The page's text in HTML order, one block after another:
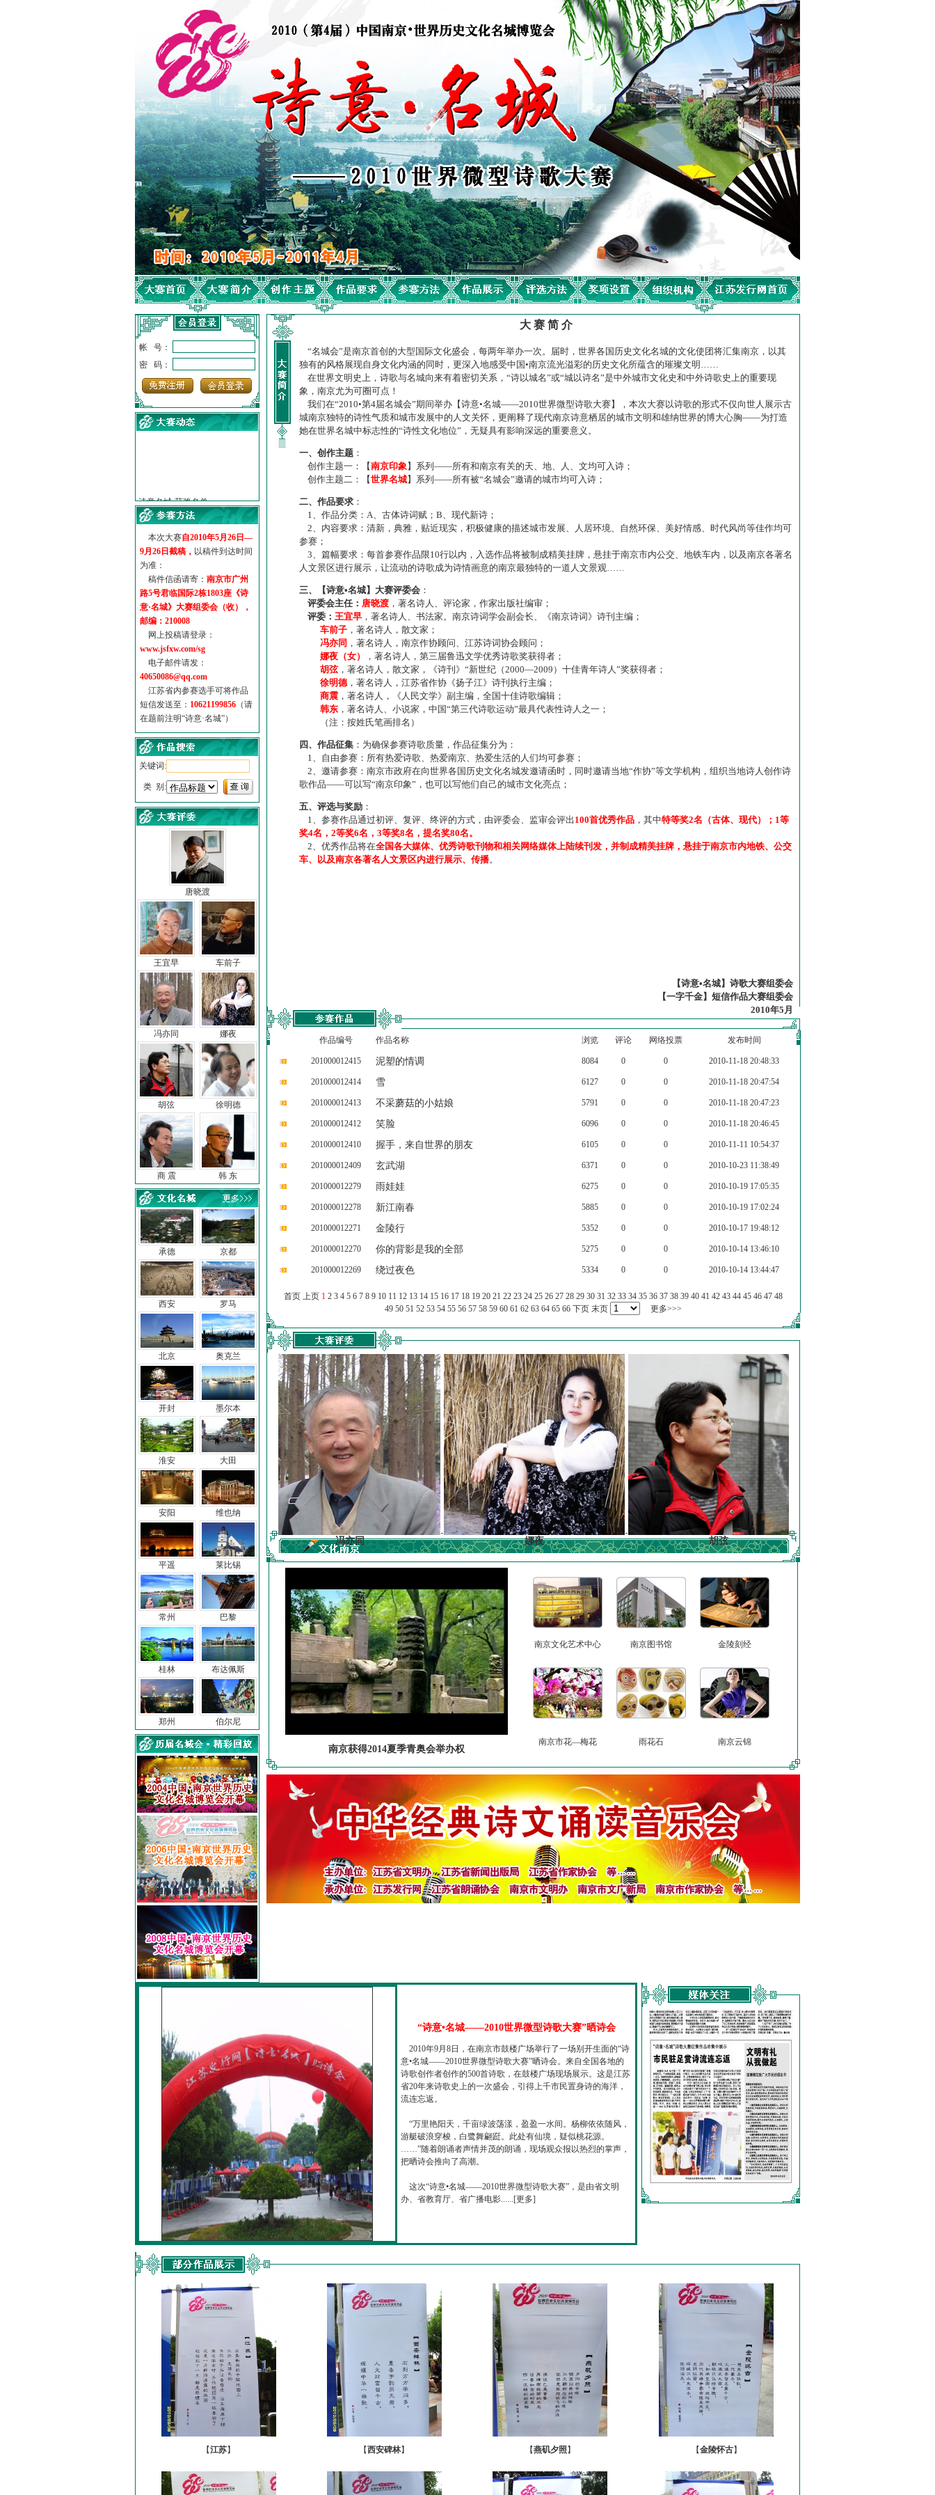
帐 号：
密 码：
·诗意名城·地铁时间
·地铁完美呈现【诗意·名城...
参赛作品多达5000多首
“诗意·名城”晒诗会
特别通知--致广大诗词爱好...
本次大赛自2010年5月26日—
9月26日截稿， 以稿件到达时间
为准：
稿件信函请寄： 南京市广州
路5号君临国际2栋1803座《诗
意·名城》大赛组委会（收），
邮编：210008
网上投稿请登录：
www.jsfxw.com/sg
电子邮件请发：
40650086@qq.com
江苏省内参赛选手可将作品
短信发送至： 10621199856 （请
在题前注明“诗意·名城”）
关键词:
类 别:
唐晓渡
王宜早 车前子
冯亦同 娜夜
胡弦 徐明德
商 震 韩 东
承德
西安
北京
开封
淮安
安阳
平遥
常州
桂林
郑州
京都
罗马
奥克兰
墨尔本
大田
维也纳
莱比锡
巴黎
布达佩斯
伯尔尼
大 赛 简 介
“名城会”是南京首创的大型国际文化盛会，每两年举办一次。届时，世界各国历史文化名城的文化使团将汇集南京，以其
独有的风格展现自身文化内涵的同时，更深入地感受中国•南京流光溢彩的历史文化所蕴含的璀璨文明……
在世界文明史上，诗歌与名城向来有着密切关系，“诗以城名”或“城以诗名”是中外城市文化史和中外诗歌史上的重要现
象，南京尤为可圈可点！
我们在“2010•第4届名城会”期间举办【诗意•名城——2010世界微型诗歌大赛】，本次大赛以诗歌的形式不仅向世人展示古
城南京独特的诗性气质和城市发展中的人文关怀，更阐释了现代南京诗意栖居的城市文明和雄纳世界的博大心胸——为打造
她在世界名城中标志性的“诗性文化地位”，无疑具有影响深远的重要意义。
一、创作主题 ：
创作主题一：【南京印象】系列——所有和南京有关的天、地、人、文均可入诗；
创作主题二：【世界名城】系列——所有被“名城会”邀请的城市均可入诗；
二、作品要求 ：
1、作品分类：A、古体诗词赋；B、现代新诗；
2、内容要求：清新，典雅，贴近现实，积极健康的描述城市发展、人居环境、自然环保、美好情感、时代风尚等佳作均可
参赛；
3、篇幅要求：每首参赛作品限10行以内，入选作品将被制成精美挂牌，悬挂于南京市内公交、地铁车内，以及南京各著名
人文景区进行展示，让流动的诗歌成为诗情画意的南京最独特的一道人文景观……
三、【诗意•名城】大赛评委会 ：
评委会主任： 唐晓渡 ，著名诗人、评论家，作家出版社编审；
评委： 王宜早 ，著名诗人、书法家。南京诗词学会副会长、《南京诗词》诗刊主编；
车前子 ，著名诗人，散文家；
冯亦同 ，著名诗人，南京作协顾问、江苏诗词协会顾问；
娜夜（女）
，著名诗人，第三届鲁迅文学优秀诗歌奖获得者；
胡弦，著名诗人，散文家，《诗刊》“新世纪（2000—2009）十佳青年诗人”奖获得者；
徐明德，著名诗人，江苏省作协《扬子江》诗刊执行主编；
商震 ，著名诗人，《人民文学》副主编，全国十佳诗歌编辑；
韩东 ，著名诗人、小说家，中国“第三代诗歌运动”最具代表性诗人之一；
（注：按姓氏笔画排名）
四、作品征集 ：为确保参赛诗歌质量，作品征集分为：
1、自由参赛：所有热爱诗歌、热爱南京、热爱生活的人们均可参赛；
2、邀请参赛：南京市政府在向世界各国历史文化名城发邀请函时，同时邀请当地“作协”等文学机构，组织当地诗人创作诗
歌作品——可以写“南京印象”，也可以写他们自己的城市文化亮点；
五、评选与奖励 ：
1、参赛作品通过初评、复评、终评的方式，由评委会、监审会评出 100首优秀作品 ，其中特等奖2名（古体、现代）；1等
奖4名，2等奖6名，3等奖8名，提名奖80名。
2、优秀作品将在全国各大媒体、优秀诗歌刊物和相关网络媒体上陆续刊发，并制成精美挂牌，悬挂于南京市内地铁、公交
车、以及南京各著名人文景区内进行展示、传播。
【诗意•名城】诗歌大赛组委会
【一字千金】短信作品大赛组委会
2010年5月
作品编号 作品名称 浏览 评论 网络投票 发布时间
201000012415 泥塑的情调 8084 0 0 2010-11-18 20:48:33
201000012414 雪 6127 0 0 2010-11-18 20:47:54
201000012413 不采蘑菇的小姑娘 5791 0 0 2010-11-18 20:47:23
201000012412 笑脸 6096 0 0 2010-11-18 20:46:45
201000012410 握手，来自世界的朋友 6105 0 0 2010-11-11 10:54:37
201000012409 玄武湖 6371 0 0 2010-10-23 11:38:49
201000012279 雨娃娃 6275 0 0 2010-10-19 17:05:35
201000012278 新江南春 5885 0 0 2010-10-19 17:02:24
201000012271 金陵行 5352 0 0 2010-10-17 19:48:12
201000012270 你的背影是我的全部 5275 0 0 2010-10-14 13:46:10
201000012269 绕过夜色 5334 0 0 2010-10-14 13:44:47
首页 上页 1 2 3 4 5 6 7 8 9 10 11 12 13 14 15 16 17 18 19 20 21 22 23 24 25 26 27 28 29 30 31 32 33 34 35 36 37 38 39 40 41 42 43 44 45 46 47 48
49 50 51 52 53 54 55 56 57 58 59 60 61 62 63 64 65 66 下页 末页 更多>>>
冯亦同 娜夜 胡弦
南京文化艺术中心 南京图书馆 金陵刻经
南京市花—梅花 雨花石 南京云锦
南京获得2014夏季青奥会举办权
“诗意•名城——2010世界微型诗歌大赛”晒诗会
2010年9月8日，在南京市鼓楼广场举行了一场别开生面的“诗
意•名城——2010世界微型诗歌大赛”晒诗会。来自全国各地的
诗歌创作者创作的500首诗歌，在鼓楼广场现场展示。这是江苏
省20年来诗歌史上的一次盛会，引得上千市民置身诗的海洋，
流连忘返。
“万里艳阳天，千亩绿波荡漾，盈盈一水间。杨柳依依随风，
游艇破浪穿梭，白鹭舞翩跹。此处有仙境，疑似桃花源。
……”随着朗诵者声情并茂的朗诵，现场观众报以热烈的掌声，
把晒诗会推向了高潮。
这次“诗意•名城——2010世界微型诗歌大赛”，是由省文明
办、省教育厅、省广播电影......[更多]
【江苏】 【西安碑林】 【燕矶夕照 】 【金陵怀古】